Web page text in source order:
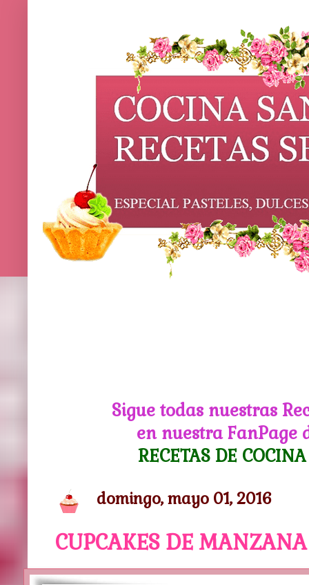
Sigue todas nuestras
en nuestra FanPage
RECETAS DE
domingo, mayo 01, 2016
CUPCAKES DE